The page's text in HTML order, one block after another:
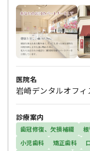
医院名
岩崎デンタルオフィ
診療案内
歯冠修復、欠損補綴
小児歯科
矯正歯科